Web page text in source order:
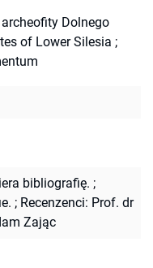
Dolnego
of Lower Silesia ;
bibliografię. ;
; Recenzenci: Prof. dr
Zając